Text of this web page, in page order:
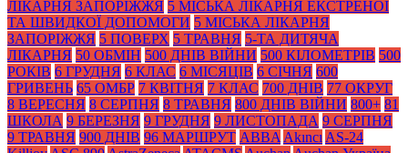
ЛІКАРНЯ ЗАПОРІЖЖЯ 5 МІСЬКА ЛІКАРНЯ ЕКСТРЕНОЇ
ТА ШВИДКОЇ ДОПОМОГИ 5 МІСЬКА ЛІКАРНЯ
ЗАПОРІЖЖЯ 5 ПОВЕРХ 5 ТРАВНЯ 5-ТА ДИТЯЧА
ЛІКАРНЯ 50 ОБМІН 500 ДНІВ ВІЙНИ 500 КІЛОМЕТРІВ 500
РОКІВ 6 ГРУДНЯ 6 КЛАС 6 МІСЯЦІВ 6 СІЧНЯ 600
ГРИВЕНЬ 65 ОМБР 7 КВІТНЯ 7 КЛАС 700 ДНІВ 77 ОКРУГ
8 ВЕРЕСНЯ 8 СЕРПНЯ 8 ТРАВНЯ 800 ДНІВ ВІЙНИ 800+ 81
ШКОЛА 9 БЕРЕЗНЯ 9 ГРУДНЯ 9 ЛИСТОПАДА 9 СЕРПНЯ
9 ТРАВНЯ 900 ДНІВ 96 МАРШРУТ ABBA Akıncı AS-24